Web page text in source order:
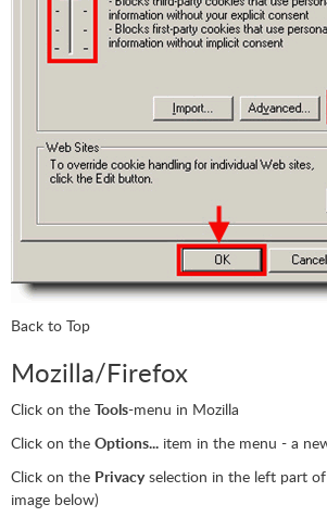
Back to Top
Mozilla/Firefox
Click on the Tools-menu in Mozilla
Click on the Options... item in the menu - a
Click on the Privacyselection in the left part
image below)